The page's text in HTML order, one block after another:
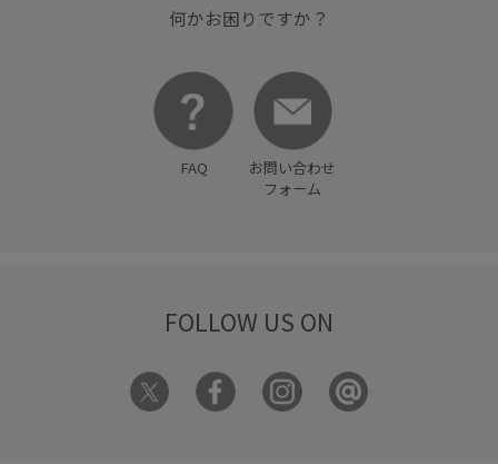
何かお困りですか？
FAQ
お問い合わせ
フォーム
FOLLOW US ON